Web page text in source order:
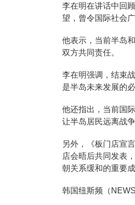
李在明在讲话中回
望，曾令国际社会广
他表示，当前半岛
双方共同责任。
李在明强调，结束
是半岛未来发展的必
他还指出，当前国
让半岛居民远离战
另外，《板门店宣
店会晤后共同发表
朝关系缓和的重要
韩国纽斯频（